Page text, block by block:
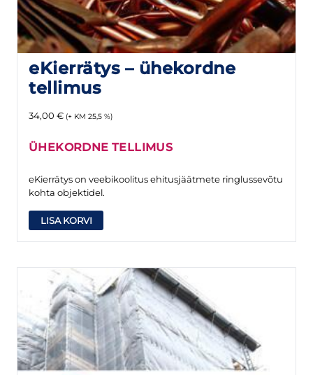
eKierrätys – ühekordne
tellimus
34,00 € (+ KM 25,5 %)
ÜHEKORDNE TELLIMUS
eKierrätys on veebikoolitus ehitusjäätmete ringlussevõtu
kohta objektidel.
LISA KORVI